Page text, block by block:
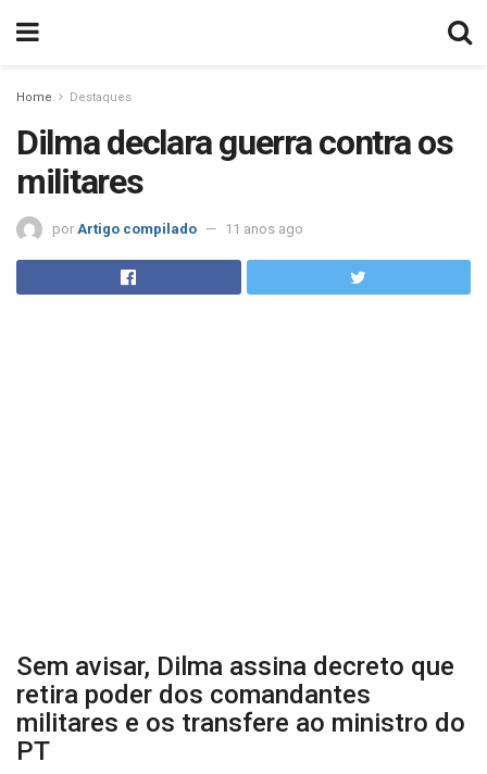
Home Destaques
Dilma declara guerra contra os
militares
por Artigo compilado 11 anos ago
Sem avisar, Dilma assina decreto que
retira poder dos comandantes
militares e os transfere ao ministro do
PT